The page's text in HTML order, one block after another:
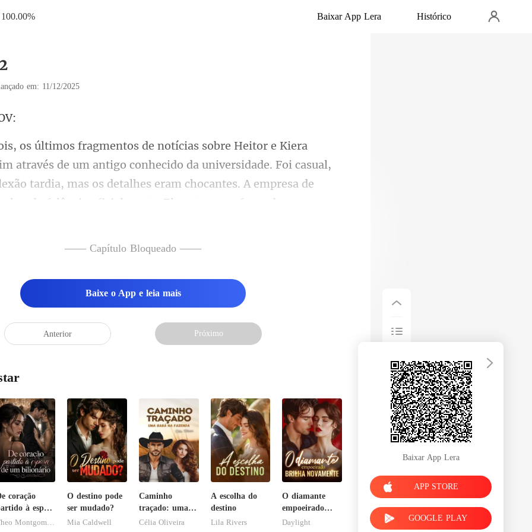
100.00% Baixar App Lera Histórico
em: 11/12/2025
onhecido da universidade. Foi casual,
tardia, mas os detalhes eram chocantes. A empresa de
—— Capítulo Bloqueado ——
Baixe o App e leia mais
Anterior Próximo
coração
à esposa
um
O destino pode
ser mudado?
Mia Caldwell
Caminho
traçado: uma
babá na
Célia Oliveira
A escolha do
destino
Lila Rivers
O diamante
empoeirado
brilha
Daylight
Baixar App Lera
APP STORE
GOOGLE PLAY